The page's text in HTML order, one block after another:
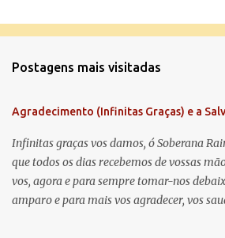
e
t
á
r
i
o
Postagens mais visitadas
Agradecimento (Infinitas Graças) e a
Infinitas graças vos damos, ó Soberana
que todos os dias recebemos de vossas
vos, agora e para sempre tomar-nos
amparo e para mais vos agradecer, vos